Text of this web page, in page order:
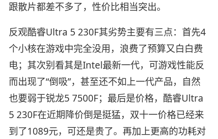
跟散片都差不多了，性价比相当突出。
反观酷睿Ultra 5 230F其劣势主要有三点：首先4
个小核在游戏中完全没用，浪费了预算又白白费
电；其次别看其是Intel最新一代，可游戏性能反
而出现了“倒吸”，甚至还不如上一代产品，自然
也要弱于锐龙5 7500F；最后是价格，酷睿Ultra
5 230F在近期降价倒是挺猛，双十一价格已经来
到了1089元，可还是贵了。再加上更高的功耗对